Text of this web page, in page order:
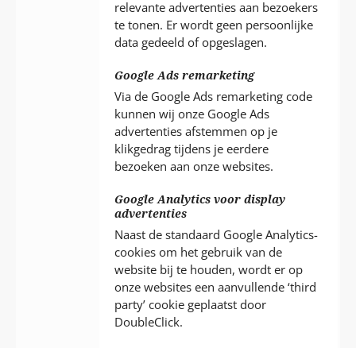
relevante advertenties aan bezoekers
te tonen. Er wordt geen persoonlijke
data gedeeld of opgeslagen.
Google Ads remarketing
Via de Google Ads remarketing code
kunnen wij onze Google Ads
advertenties afstemmen op je
klikgedrag tijdens je eerdere
bezoeken aan onze websites.
Google Analytics voor display
advertenties
Naast de standaard Google Analytics-
cookies om het gebruik van de
website bij te houden, wordt er op
onze websites een aanvullende ‘third
party’ cookie geplaatst door
DoubleClick.